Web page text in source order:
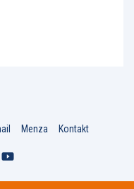
Menza Kontakt